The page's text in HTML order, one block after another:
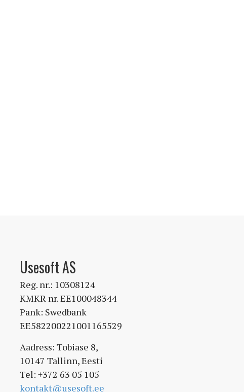
Usesoft AS
Reg. nr.: 10308124
KMKR nr. EE100048344
Pank: Swedbank
EE582200221001165529
Aadress: Tobiase 8,
10147 Tallinn, Eesti
Tel: +372 63 05 105
kontakt@usesoft.ee